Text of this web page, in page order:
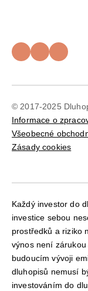
© 2017-2025
Informace o
Všeobecné
Zásady cookies
Každý investor do
investice sebou
prostředků a riziko
výnos není
budoucím vývoji
dluhopisů nemusí
investováním do